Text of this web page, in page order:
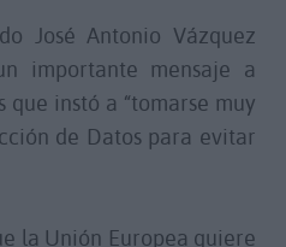
José Antonio Vázquez
importante mensaje a
que instó a “tomarse muy
de Datos para evitar
la Unión Europea quiere